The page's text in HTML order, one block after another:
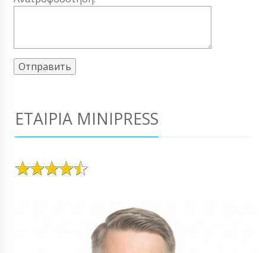
ΕΤΑΙΡΊΑ MINIPRESS